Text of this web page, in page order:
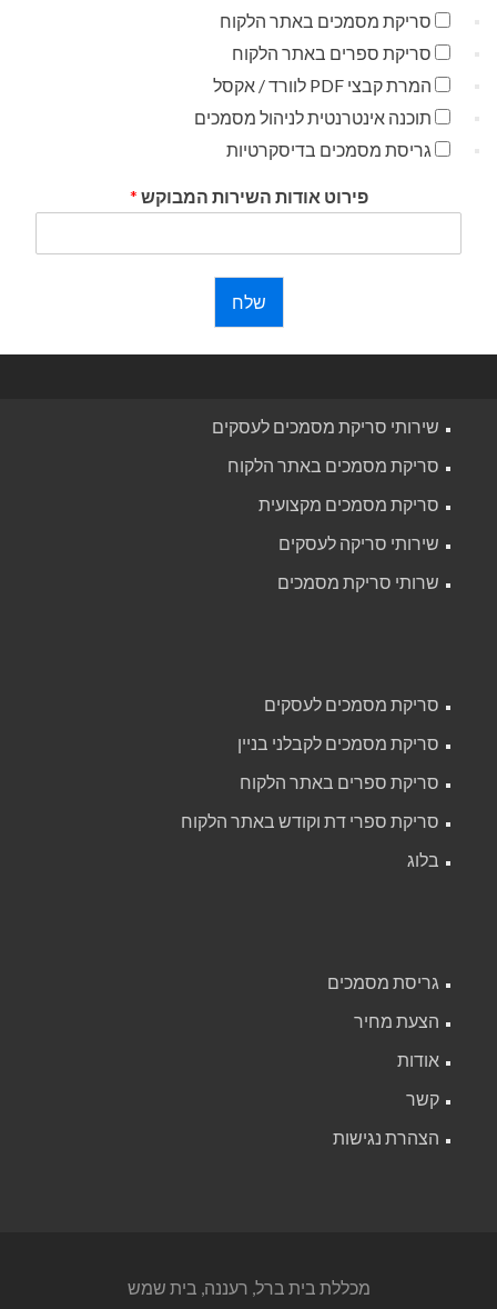
סריקת מסמכים באתר הלקוח
סריקת ספרים באתר הלקוח
המרת קבצי PDF לוורד / אקסל
תוכנה אינטרנטית לניהול מסמכים
גריסת מסמכים בדיסקרטיות
פירוט אודות השירות המבוקש *
שלח
שירותי סריקת מסמכים לעסקים
סריקת מסמכים באתר הלקוח
סריקת מסמכים מקצועית
שירותי סריקה לעסקים
שרותי סריקת מסמכים
סריקת מסמכים לעסקים
סריקת מסמכים לקבלני בניין
סריקת ספרים באתר הלקוח
סריקת ספרי דת וקודש באתר הלקוח
בלוג
גריסת מסמכים
הצעת מחיר
אודות
קשר
הצהרת נגישות
מכללת בית ברל, רעננה, בית שמש